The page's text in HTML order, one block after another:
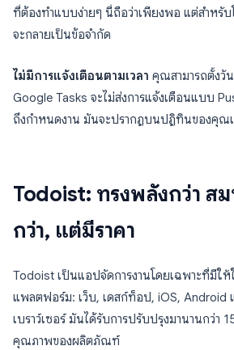
ที่ต้องทำแบบง่ายๆ นี่ถือว่าเพียงพอ แต่สำหรั
จะกลายเป็นข้อจำกัด
ไม่มีการแจ้งเตือนตามเวลา คุณสามารถตั้งวั
Google Tasks จะไม่ส่งการแจ้งเตือนแบบ
ถึงกำหนดงาน มันจะปรากฏบนปฏิทินของคุณ
Todoist: ทรงพลังกว่า ส
กว่า, แต่มีราคา
Todoist เป็นแอปจัดการงานโดยเฉพาะที่มีใ
แพลตฟอร์ม: เว็บ, เดสก์ท็อป, iOS, Android
เบราว์เซอร์ มันได้รับการปรับปรุงมานานกว่า
คุณภาพของผลิตภัณฑ์